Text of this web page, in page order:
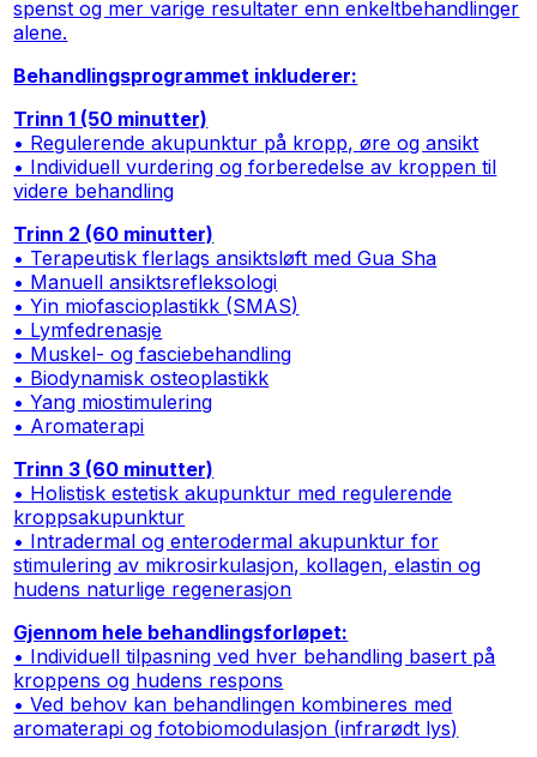
spenst og mer varige resultater enn enkeltbehandlinger
alene.
Behandlingsprogrammet inkluderer:
Trinn 1 (50 minutter)
• Regulerende akupunktur på kropp, øre og ansikt
• Individuell vurdering og forberedelse av kroppen til
videre behandling
Trinn 2 (60 minutter)
• Terapeutisk flerlags ansiktsløft med Gua Sha
• Manuell ansiktsrefleksologi
• Yin miofascioplastikk (SMAS)
• Lymfedrenasje
• Muskel- og fasciebehandling
• Biodynamisk osteoplastikk
• Yang miostimulering
• Aromaterapi
Trinn 3 (60 minutter)
• Holistisk estetisk akupunktur med regulerende
kroppsakupunktur
• Intradermal og enterodermal akupunktur for
stimulering av mikrosirkulasjon, kollagen, elastin og
hudens naturlige regenerasjon
Gjennom hele behandlingsforløpet:
• Individuell tilpasning ved hver behandling basert på
kroppens og hudens respons
• Ved behov kan behandlingen kombineres med
aromaterapi og fotobiomodulasjon (infrarødt lys)